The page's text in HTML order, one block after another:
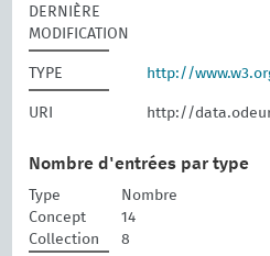
DERNIÈRE
MODIFICATION
TYPE http://
URI http://
Nombre d'entrées par type
Type
Nombre
Concept
14
Collection
8